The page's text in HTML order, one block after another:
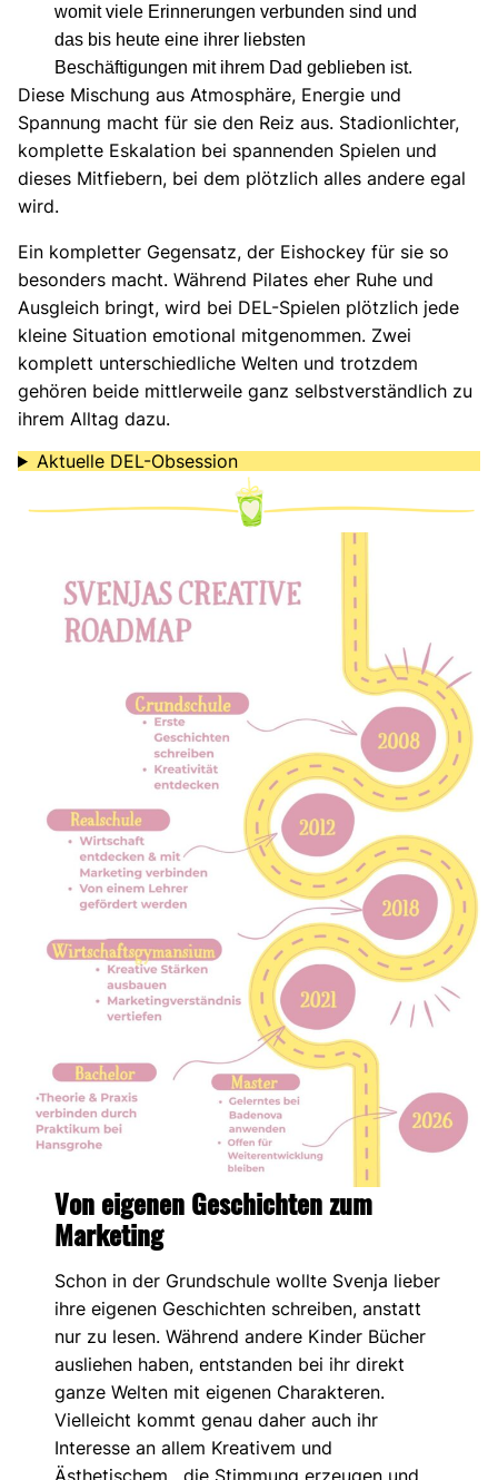
womit viele Erinnerungen verbunden sind und
das bis heute eine ihrer liebsten
Beschäftigungen mit ihrem Dad geblieben ist.
Diese Mischung aus Atmosphäre, Energie und
Spannung macht für sie den Reiz aus. Stadionlichter,
komplette Eskalation bei spannenden Spielen und
dieses Mitfiebern, bei dem plötzlich alles andere egal
wird.
Ein kompletter Gegensatz, der Eishockey für sie so
besonders macht. Während Pilates eher Ruhe und
Ausgleich bringt, wird bei DEL-Spielen plötzlich jede
kleine Situation emotional mitgenommen. Zwei
komplett unterschiedliche Welten und trotzdem
gehören beide mittlerweile ganz selbstverständlich zu
ihrem Alltag dazu.
Aktuelle DEL-Obsession
Von eigenen Geschichten zum
Marketing
Schon in der Grundschule wollte Svenja lieber
ihre eigenen Geschichten schreiben, anstatt
nur zu lesen. Während andere Kinder Bücher
ausliehen haben, entstanden bei ihr direkt
ganze Welten mit eigenen Charakteren.
Vielleicht kommt genau daher auch ihr
Interesse an allem Kreativem und